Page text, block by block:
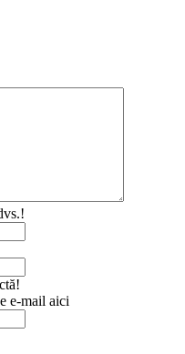
e-mail aici